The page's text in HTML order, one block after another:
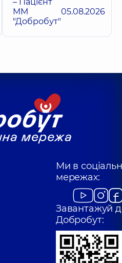
ММ
"Добробут"
05.08.2026
Ми в
мережах:
Завантажуй
Добробут: